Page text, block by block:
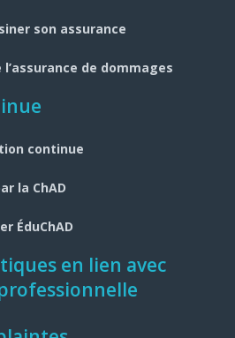
son assurance
de dommages
continue
la ChAD
ÉduChAD
en lien avec